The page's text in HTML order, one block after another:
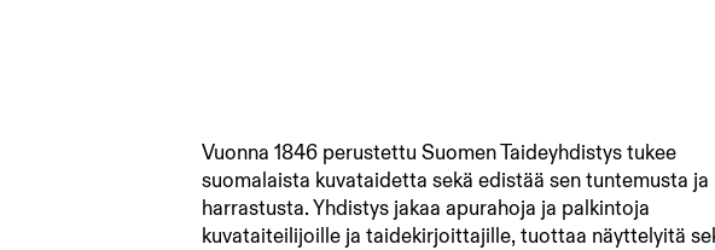
Vuonna 1846 perustettu Suomen Taideyhdistys tukee
suomalaista kuvataidetta sekä edistää sen tuntemusta ja
harrastusta. Yhdistys jakaa apurahoja ja palkintoja
kuvataiteilijoille ja taidekirjoittajille, tuottaa näyttelyitä